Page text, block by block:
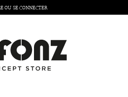
OU SE CONNECTER